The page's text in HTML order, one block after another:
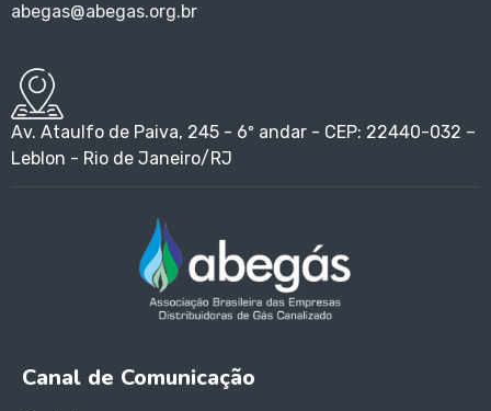
abegas@abegas.org.br
Av. Ataulfo de Paiva, 245 - 6º andar - CEP: 22440-032 –
Leblon - Rio de Janeiro/RJ
Canal de Comunicação